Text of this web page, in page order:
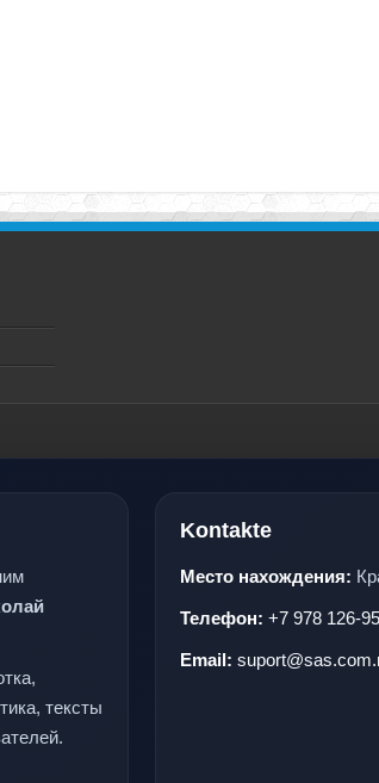
тексты
Kontakte
Место нахождения:
Телефон: +7 978 126-
Email: